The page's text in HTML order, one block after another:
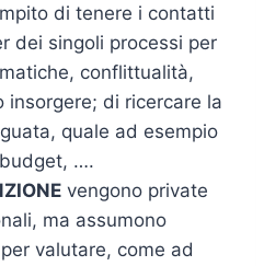
di tenere i contatti
dei singoli processi per
conflittualità,
insorgere; di ricercare la
quale ad esempio
….
vengono private
ma assumono
valutare, come ad